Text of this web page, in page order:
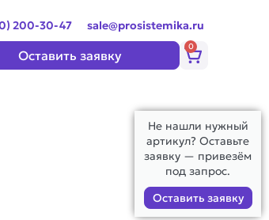
200-30-47 sale@prosistemika.ru
Оставить заявку
0
Корзина
Не нашли нужный
артикул? Оставьте
заявку — привезём
под запрос.
Оставить заявку